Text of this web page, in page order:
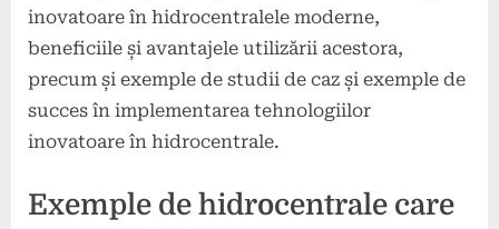
inovatoare în hidrocentralele moderne,
beneficiile și avantajele utilizării acestora,
precum și exemple de studii de caz și exemple de
succes în implementarea tehnologiilor
inovatoare în hidrocentrale.
Exemple de hidrocentrale care